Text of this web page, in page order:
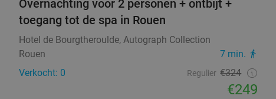
Overnachting voor 2 personen + ontbijt +
toegang tot de spa in Rouen
Hotel de Bourgtheroulde, Autograph Collection
Rouen
7 min.
Verkocht: 0
Regulier €324
€249